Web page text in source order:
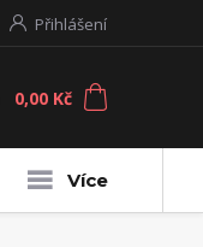
Přihlášení
0,00 Kč
Více